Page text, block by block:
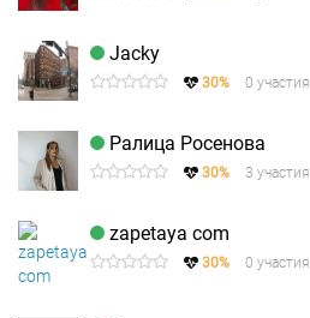
Jacky
30% 0 участия
Ралица Росенова
30% 3 участия
zapetaya com
30% 0 участия